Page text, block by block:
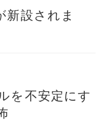
新設されま
を不安定にす